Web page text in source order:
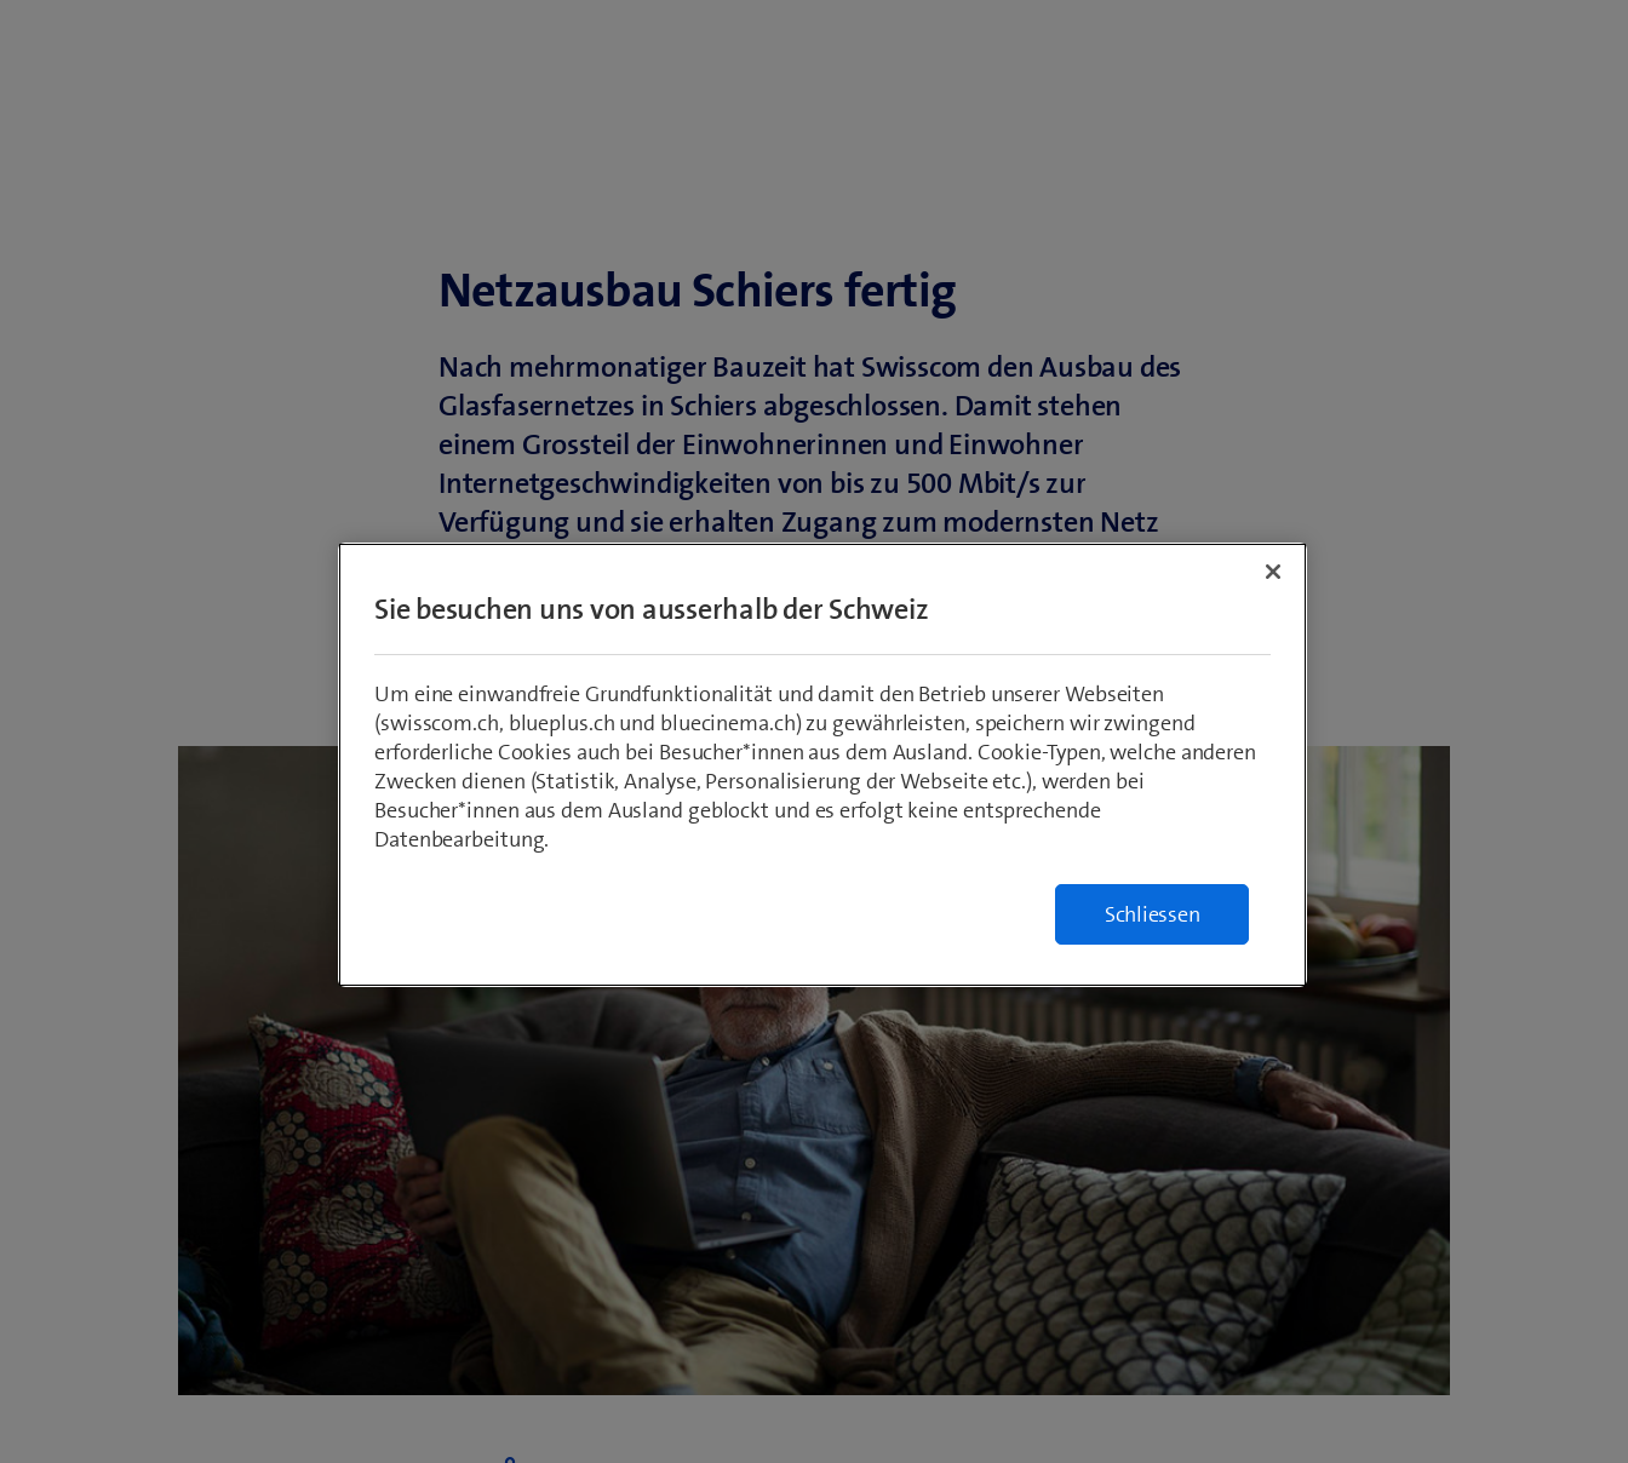
Netzausbau Schiers fertig
Nach mehrmonatiger Bauzeit hat Swisscom den Ausbau des
Glasfasernetzes in Schiers abgeschlossen. Damit stehen
einem Grossteil der Einwohnerinnen und Einwohner
Internetgeschwindigkeiten von bis zu 500 Mbit/s zur
Verfügung und sie erhalten Zugang zum modernsten Netz
VonArmin Schädeli
25. August 2020
Sie besuchen uns von ausserhalb der Schweiz
Um eine einwandfreie Grundfunktionalität und damit den Betrieb unserer Webseiten
(swisscom.ch, blueplus.ch und bluecinema.ch) zu gewährleisten, speichern wir zwingend
erforderliche Cookies auch bei Besucher*innen aus dem Ausland. Cookie-Typen, welche anderen
Zwecken dienen (Statistik, Analyse, Personalisierung der Webseite etc.), werden bei
Besucher*innen aus dem Ausland geblockt und es erfolgt keine entsprechende
Datenbearbeitung.
Schliessen